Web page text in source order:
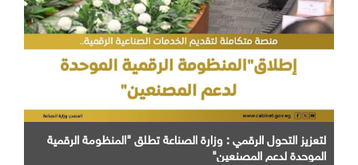
لتعزيز التحول الرقمي : وزارة الصناعة تطلق "المنظومة الرقمية
الموحدة لدعم المصنعين"